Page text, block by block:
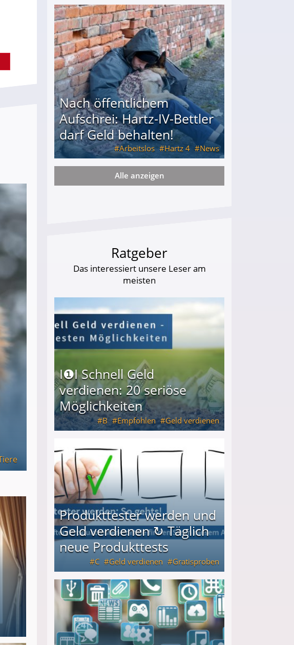
Nach öffentlichem
Aufschrei: Hartz-IV-Bettler
darf Geld behalten!
Arbeitslos Hartz 4 News
IV-Bettler darf Geld behalten!
Alle anzeigen
Ratgeber
Das interessiert unsere Leser am
meisten
I❶I Schnell Geld
verdienen: 20 seriöse
Möglichkeiten
B Empfohlen Geld verdienen
Produkttester werden und
Geld verdienen ↻ Täglich
neue Produkttests
C Geld verdienen Gratisproben
verdienen ↻ Täglich neue Produkttests